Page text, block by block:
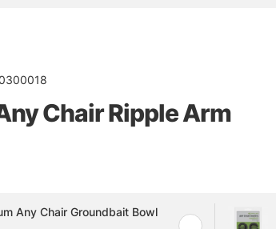
Chair Ripple Arm
Any Chair Groundbait Bowl